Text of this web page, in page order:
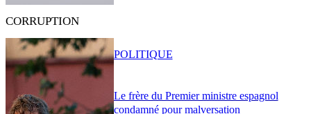
CORRUPTION
Le frère du Premier ministre espagnol
condamné pour malversation
POLITIQUE